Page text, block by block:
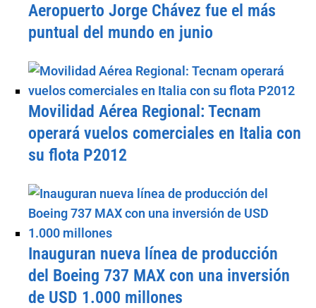
Aeropuerto Jorge Chávez fue el más
puntual del mundo en junio
Movilidad Aérea Regional: Tecnam
operará vuelos comerciales en Italia con
su flota P2012
Inauguran nueva línea de producción
del Boeing 737 MAX con una inversión
de USD 1.000 millones